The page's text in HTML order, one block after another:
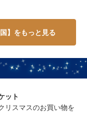
】をもっと見る
ット
リスマスのお買い物を